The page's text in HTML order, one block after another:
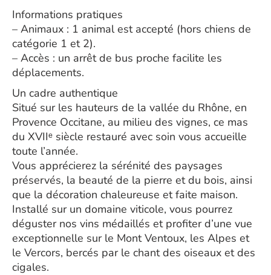
Informations pratiques
– Animaux : 1 animal est accepté (hors chiens de
catégorie 1 et 2).
– Accès : un arrêt de bus proche facilite les
déplacements.
Un cadre authentique
Situé sur les hauteurs de la vallée du Rhône, en
Provence Occitane, au milieu des vignes, ce mas
du XVIIᵉ siècle restauré avec soin vous accueille
toute l’année.
Vous apprécierez la sérénité des paysages
préservés, la beauté de la pierre et du bois, ainsi
que la décoration chaleureuse et faite maison.
Installé sur un domaine viticole, vous pourrez
déguster nos vins médaillés et profiter d’une vue
exceptionnelle sur le Mont Ventoux, les Alpes et
le Vercors, bercés par le chant des oiseaux et des
cigales.